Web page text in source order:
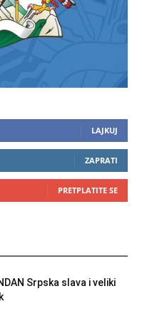
LAJKUJ
ZAPRATI
PRETPLATITE SE
Srpska slava i veliki